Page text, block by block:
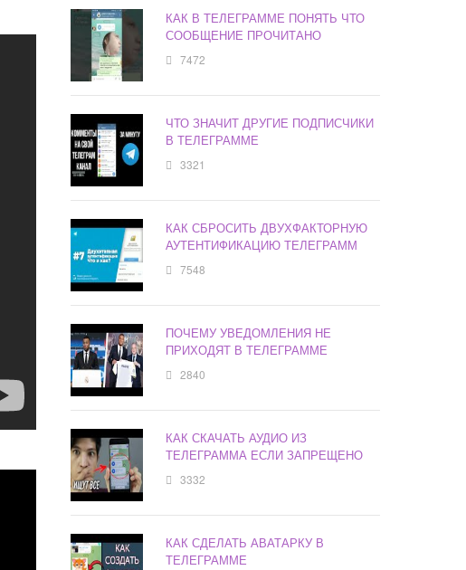
КАК В ТЕЛЕГРАММЕ ПОНЯТЬ ЧТО
СООБЩЕНИЕ ПРОЧИТАНО
7472
ЧТО ЗНАЧИТ ДРУГИЕ ПОДПИСЧИКИ
В ТЕЛЕГРАММЕ
3321
КАК СБРОСИТЬ ДВУХФАКТОРНУЮ
АУТЕНТИФИКАЦИЮ ТЕЛЕГРАММ
7548
ПОЧЕМУ УВЕДОМЛЕНИЯ НЕ
ПРИХОДЯТ В ТЕЛЕГРАММЕ
2840
КАК СКАЧАТЬ АУДИО ИЗ
ТЕЛЕГРАММА ЕСЛИ ЗАПРЕЩЕНО
3332
КАК СДЕЛАТЬ АВАТАРКУ В
ТЕЛЕГРАММЕ